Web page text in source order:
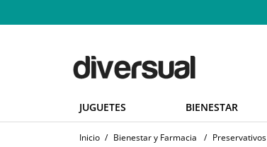
JUGUETES BIENESTAR
Inicio / Bienestar y Farmacia / Preservativos